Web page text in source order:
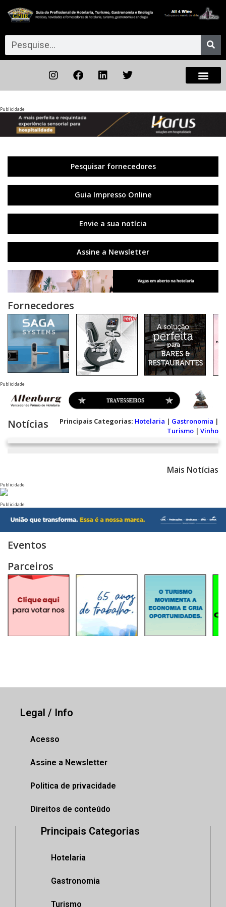
Publicidade
Pesquisar fornecedores
Guia Impresso Online
Envie a sua notícia
Assine a Newsletter
Fornecedores
Publicidade
Notícias Principais Categorias: Hotelaria | Gastronomia |
Turismo | Vinho
Mais Notícias
Publicidade
Publicidade
Eventos
Parceiros
Legal / Info
Acesso
Assine a Newsletter
Politica de privacidade
Direitos de conteúdo
Principais Categorias
Hotelaria
Gastronomia
Turismo